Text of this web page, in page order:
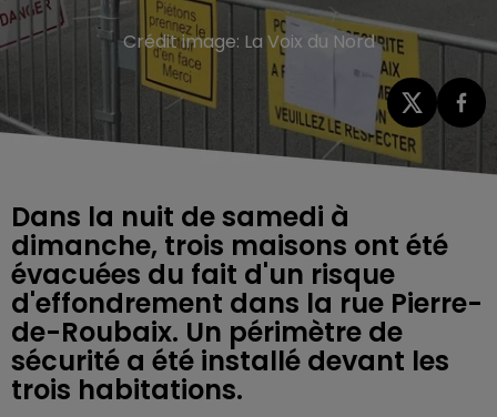
Crédit image: La Voix du Nord
Dans la nuit de samedi à
dimanche, trois maisons ont été
évacuées du fait d'un risque
d'effondrement dans la rue Pierre-
de-Roubaix. Un périmètre de
sécurité a été installé devant les
trois habitations.